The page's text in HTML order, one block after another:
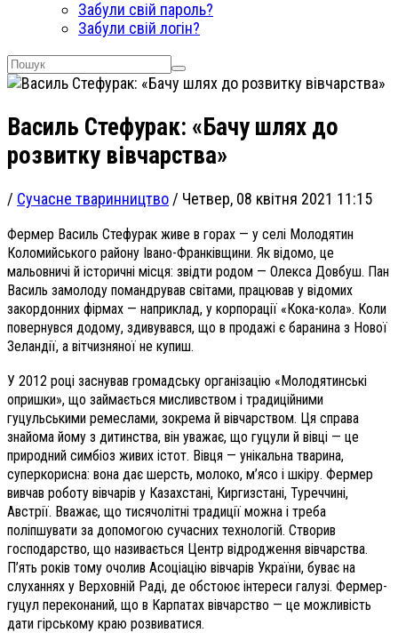
Забули свій пароль?
Забули свій логін?
Василь Стефурак: «Бачу шлях до
розвитку вівчарства»
/ Сучасне тваринництво / Четвер, 08 квітня 2021 11:15
Фермер Василь Стефурак живе в горах — у селі Молодятин
Коломийського району Івано-Франківщини. Як відомо, це
мальовничі й історичні місця: звідти родом — Олекса Довбуш. Пан
Василь замолоду помандрував світами, працював у відомих
закордонних фірмах — наприклад, у корпорації «Кока-кола». Коли
повернувся додому, здивувався, що в продажі є баранина з Нової
Зеландії, а вітчизняної не купиш.
У 2012 році заснував громадську організацію «Молодятинські
опришки», що займається мисливством і традиційними
гуцульськими ремеслами, зокрема й вівчарством. Ця справа
знайома йому з дитинства, він уважає, що гуцули й вівці — це
природний симбіоз живих істот. Вівця — унікальна тварина,
суперкорисна: вона дає шерсть, молоко, м’ясо і шкіру. Фермер
вивчав роботу вівчарів у Казахстані, Киргизстані, Туреччині,
Австрії. Вважає, що тисячолітні традиції можна і треба
поліпшувати за допомогою сучасних технологій. Створив
господарство, що називається Центр відродження вівчарства.
П’ять років тому очолив Асоціацію вівчарів України, буває на
слуханнях у Верховній Раді, де обстоює інтереси галузі. Фермер-
гуцул переконаний, що в Карпатах вівчарство — це можливість
дати гірському краю розвиватися.